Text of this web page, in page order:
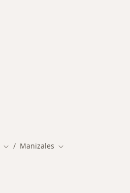
Cambiar de ciudad
Manizales Cambiar de ciudad